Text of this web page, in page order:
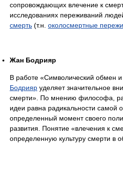
сопровождающих влечение к
исследованиях переживаний
смерть (т.н. околосмертные
Жан Бодрияр
В работе «Символический обмен и
Бодрияр уделяет значительное
смерти». По мнению философа,
идеи равна радикальности самой
определенный момент своего
развития. Понятие «влечения к
определенную культуру смерти в